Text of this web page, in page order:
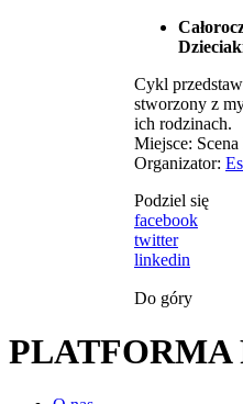
Cykl
stworzony z
ich rodzinach.
Miejsce:
Organizator:
Podziel się
facebook
twitter
linkedin
Do góry
PLATFORMA